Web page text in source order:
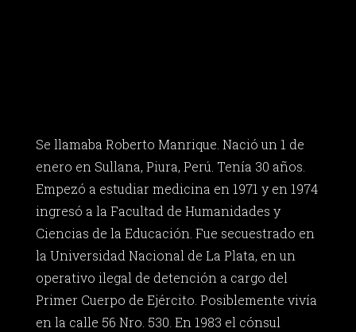
Se llamaba Roberto Manrique. Nació un 1 de
enero en Sullana, Piura, Perú. Tenía 30 años.
Empezó a estudiar medicina en 1971 y en 1974
ingresó a la Facultad de Humanidades y
Ciencias de la Educación. Fue secuestrado en
la Universidad Nacional de La Plata, en un
operativo ilegal de detención a cargo del
Primer Cuerpo de Ejército. Posiblemente vivía
en la calle 56 Nro. 530. En 1983 el cónsul